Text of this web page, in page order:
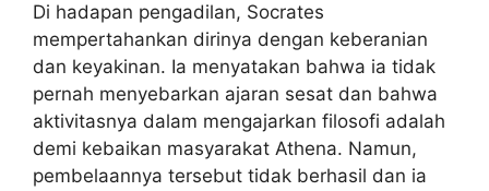
Di hadapan pengadilan, Socrates
mempertahankan dirinya dengan keberanian
dan keyakinan. Ia menyatakan bahwa ia tidak
pernah menyebarkan ajaran sesat dan bahwa
aktivitasnya dalam mengajarkan filosofi adalah
demi kebaikan masyarakat Athena. Namun,
pembelaannya tersebut tidak berhasil dan ia